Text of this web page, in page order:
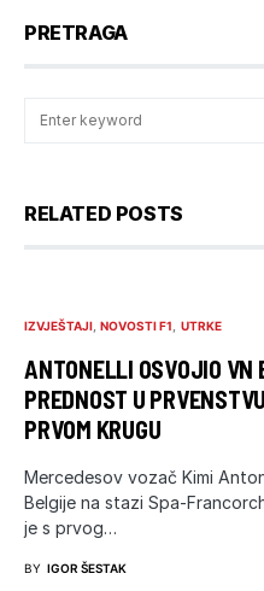
PRETRAGA
RELATED POSTS
IZVJEŠTAJI NOVOSTI F1 UTRKE
ANTONELLI OSVOJIO VN
PREDNOST U
PRVOM KRUGU
Mercedesov vozač Kimi
Belgije na stazi Spa-
je s prvog…
BY IGOR ŠESTAK